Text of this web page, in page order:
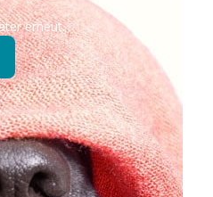
erneut.